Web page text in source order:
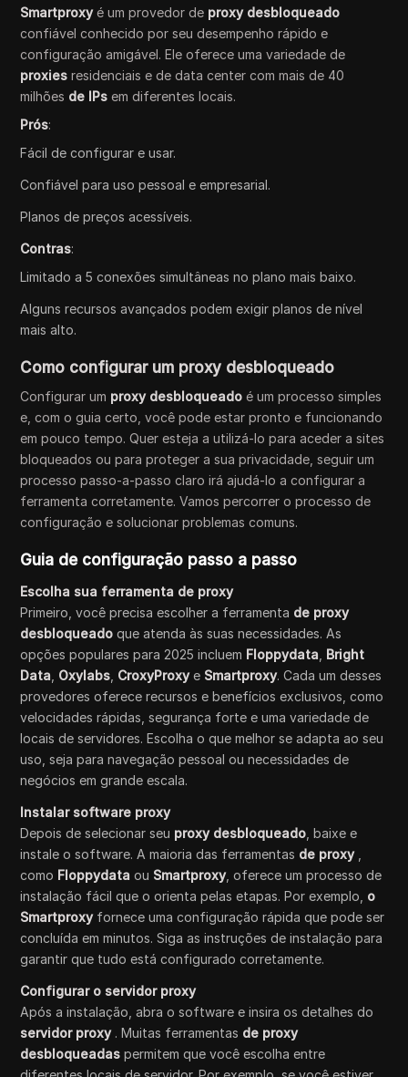
Smartproxyé um provedor de proxy desbloqueado
confiável conhecido por seu desempenho rápido e
configuração amigável. Ele oferece uma variedade de
proxies residenciais e de data center com mais de 40
milhões de IPs em diferentes locais.
Prós:
Fácil de configurar e usar.
Confiável para uso pessoal e empresarial.
Planos de preços acessíveis.
Contras:
Limitado a 5 conexões simultâneas no plano mais baixo.
Alguns recursos avançados podem exigir planos de nível
mais alto.
Como configurar um proxy desbloqueado
Configurar um proxy desbloqueado é um processo simples
e, com o guia certo, você pode estar pronto e funcionando
em pouco tempo. Quer esteja a utilizá-lo para aceder a sites
bloqueados ou para proteger a sua privacidade, seguir um
processo passo-a-passo claro irá ajudá-lo a configurar a
ferramenta corretamente. Vamos percorrer o processo de
configuração e solucionar problemas comuns.
Guia de configuração passo a passo
Escolha sua ferramenta de proxy
Primeiro, você precisa escolher a ferramenta de proxy
desbloqueado que atenda às suas necessidades. As
opções populares para 2025 incluem Floppydata Bright
Data Oxylabs CroxyProxye Smartproxy. Cada um desses
provedores oferece recursos e benefícios exclusivos, como
velocidades rápidas, segurança forte e uma variedade de
locais de servidores. Escolha o que melhor se adapta ao seu
uso, seja para navegação pessoal ou necessidades de
negócios em grande escala.
Instalar software proxy
Depois de selecionar seu proxy desbloqueado , baixe e
instale o software. A maioria das ferramentas de proxy,
como Floppydata ou Smartproxy, oferece um processo de
instalação fácil que o orienta pelas etapas. Por exemplo, o
Smartproxyfornece uma configuração rápida que pode ser
concluída em minutos. Siga as instruções de instalação para
garantir que tudo está configurado corretamente.
Configurar o servidor proxy
Após a instalação, abra o software e insira os detalhes do
servidor proxy. Muitas ferramentas de proxy
desbloqueadas permitem que você escolha entre